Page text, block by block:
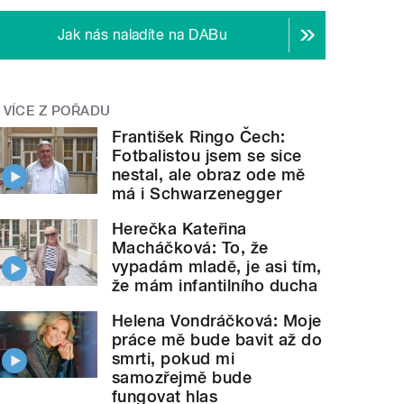
Jak nás naladíte na DABu
VÍCE Z POŘADU
František Ringo Čech:
Fotbalistou jsem se sice
nestal, ale obraz ode mě
má i Schwarzenegger
Herečka Kateřina
Macháčková: To, že
vypadám mladě, je asi tím,
že mám infantilního ducha
Helena Vondráčková: Moje
práce mě bude bavit až do
smrti, pokud mi
samozřejmě bude
fungovat hlas